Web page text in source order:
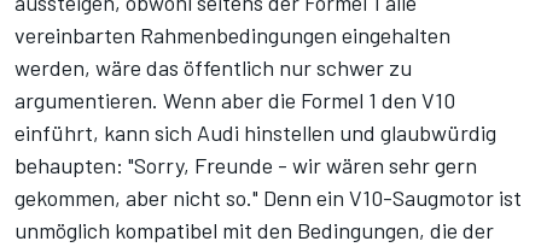
vereinbarten Rahmenbedingungen eingehalten
werden, wäre das öffentlich nur schwer zu
argumentieren. Wenn aber die Formel 1 den V10
einführt, kann sich Audi hinstellen und glaubwürdig
behaupten: "Sorry, Freunde - wir wären sehr gern
gekommen, aber nicht so." Denn ein V10-Saugmotor ist
unmöglich kompatibel mit den Bedingungen, die der